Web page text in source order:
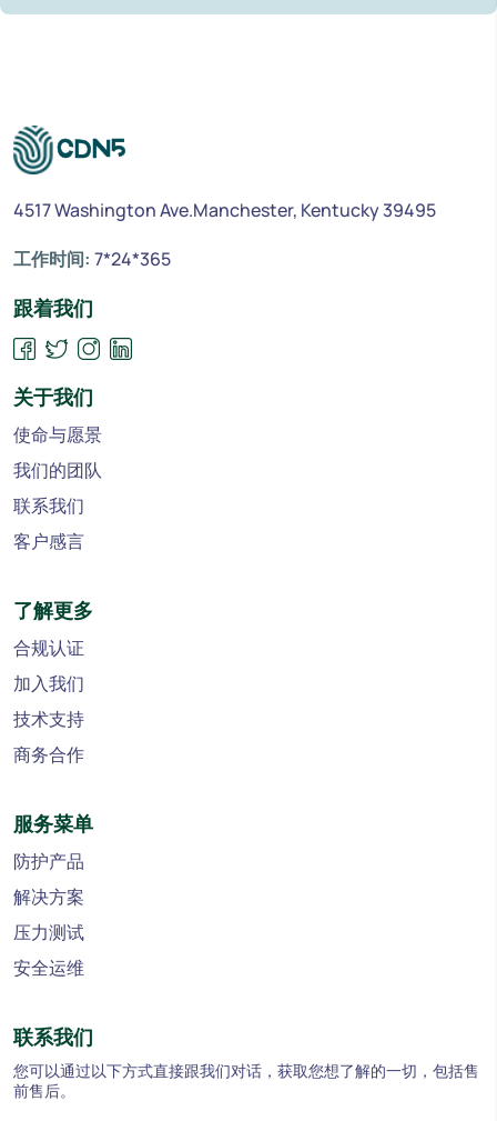
4517 Washington Ave.Manchester, Kentucky 39495
工作时间: 7*24*365
跟着我们
关于我们
使命与愿景
我们的团队
联系我们
客户感言
了解更多
合规认证
加入我们
技术支持
商务合作
服务菜单
防护产品
解决方案
压力测试
安全运维
联系我们
您可以通过以下方式直接跟我们对话，获取您想了解的一切，包括售
前售后。